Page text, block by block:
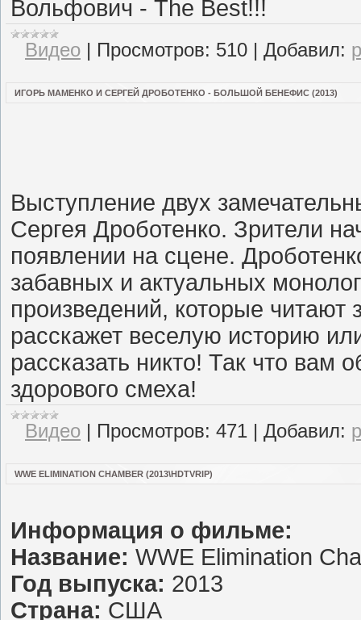
Вольфович - The Best!!!
Видео | Просмотров: 510 | Добавил:
ИГОРЬ МАМЕНКО И СЕРГЕЙ ДРОБОТЕНКО - БОЛЬШОЙ БЕНЕФИС (2013)
Выступление двух
Сергея Дроботенко. Зрители
появлении на сцене.
забавных и актуальных
произведений, которые читают
расскажет веселую историю
рассказать никто! Так что вам
здорового смеха!
Видео | Просмотров: 471 | Добавил:
WWE ELIMINATION CHAMBER (2013\HDTVRIP)
Информация о фильме:
Название: WWE Elimination
Год выпуска: 2013
Страна: США